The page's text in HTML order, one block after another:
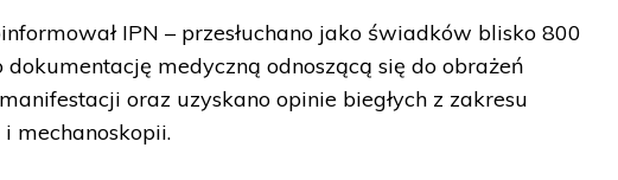
IPN – przesłuchano jako świadków blisko 800
dokumentację medyczną odnoszącą się do obrażeń
oraz uzyskano opinie biegłych z zakresu
mechanoskopii.